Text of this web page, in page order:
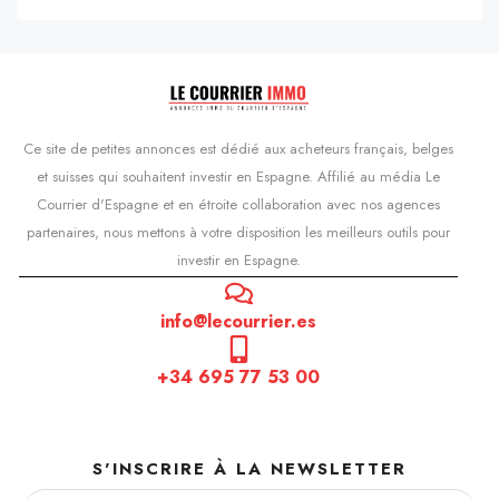
Ce site de petites annonces est dédié aux acheteurs français, belges
et suisses qui souhaitent investir en Espagne. Affilié au média Le
Courrier d'Espagne et en étroite collaboration avec nos agences
partenaires, nous mettons à votre disposition les meilleurs outils pour
investir en Espagne.
info@lecourrier.es
+34 695 77 53 00
S'INSCRIRE À LA NEWSLETTER